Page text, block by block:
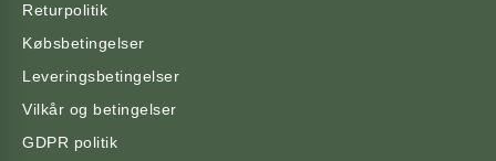
Returpolitik
Købsbetingelser
Leveringsbetingelser
Vilkår og betingelser
GDPR politik